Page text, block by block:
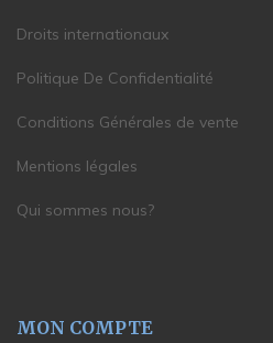
Droits internationaux
Politique De Confidentialité
Conditions Générales de vente
Mentions légales
Qui sommes nous?
MON COMPTE